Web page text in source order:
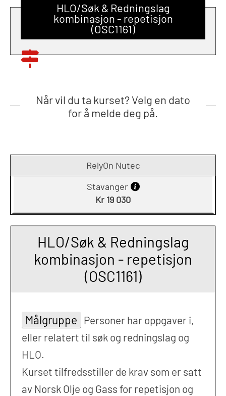
HLO/Søk & Redningslag
kombinasjon - repetisjon
(OSC1161)
Når vil du ta kurset? Velg en dato
for å melde deg på.
RelyOn Nutec
Stavanger
Kr 19 030
HLO/Søk & Redningslag
kombinasjon - repetisjon
(OSC1161)
Målgruppe Personer har oppgaver i,
eller relatert til søk og redningslag og
HLO.
Kurset tilfredsstiller de krav som er satt
av Norsk Olje og Gass for repetisjon og